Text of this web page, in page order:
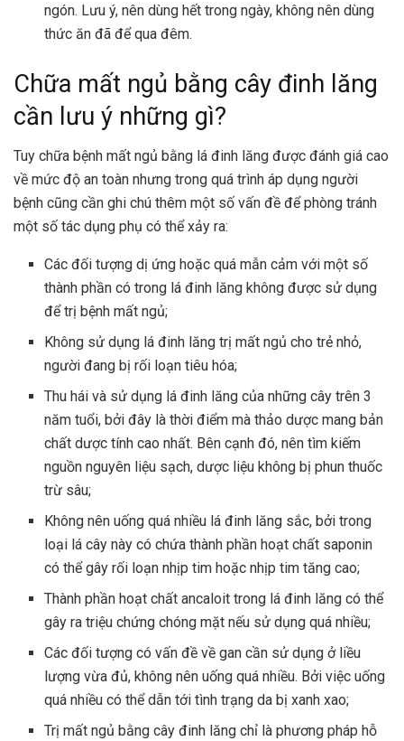
ngón. Lưu ý, nên dùng hết trong ngày, không nên dùng
thức ăn đã để qua đêm.
Chữa mất ngủ bằng cây đinh lăng
cần lưu ý những gì?
Tuy chữa bệnh mất ngủ bằng lá đinh lăng được đánh giá cao
về mức độ an toàn nhưng trong quá trình áp dụng người
bệnh cũng cần ghi chú thêm một số vấn đề để phòng tránh
một số tác dụng phụ có thể xảy ra:
Các đối tượng dị ứng hoặc quá mẫn cảm với một số
thành phần có trong lá đinh lăng không được sử dụng
để trị bệnh mất ngủ;
Không sử dụng lá đinh lăng trị mất ngủ cho trẻ nhỏ,
người đang bị rối loạn tiêu hóa;
Thu hái và sử dụng lá đinh lăng của những cây trên 3
năm tuổi, bởi đây là thời điểm mà thảo dược mang bản
chất dược tính cao nhất. Bên cạnh đó, nên tìm kiếm
nguồn nguyên liệu sạch, dược liệu không bị phun thuốc
trừ sâu;
Không nên uống quá nhiều lá đinh lăng sắc, bởi trong
loại lá cây này có chứa thành phần hoạt chất saponin
có thể gây rối loạn nhịp tim hoặc nhịp tim tăng cao;
Thành phần hoạt chất ancaloit trong lá đinh lăng có thể
gây ra triệu chứng chóng mặt nếu sử dụng quá nhiều;
Các đối tượng có vấn đề về gan cần sử dụng ở liều
lượng vừa đủ, không nên uống quá nhiều. Bởi việc uống
quá nhiều có thể dẫn tới tình trạng da bị xanh xao;
Trị mất ngủ bằng cây đinh lăng chỉ là phương pháp hỗ